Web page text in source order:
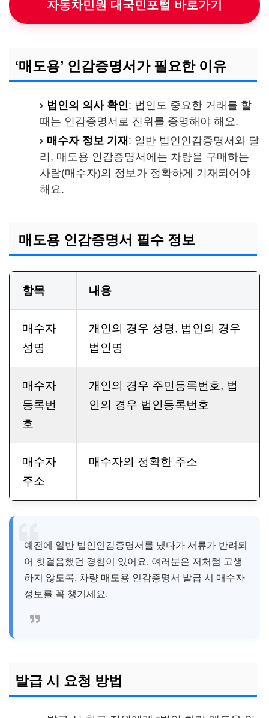
자동차민원 대국민포털 바로가기
‘매도용’ 인감증명서가 필요한 이유
법인의 의사 확인: 법인도 중요한 거래를 할
때는 인감증명서로 진위를 증명해야 해요.
매수자 정보 기재 : 일반 법인인감증명서와 달
리, 매도용 인감증명서에는 차량을 구매하는
사람(매수자)의 정보가 정확하게 기재되어야
해요.
매도용 인감증명서 필수 정보
항목 내용
매수자
성명
개인의 경우 성명, 법인의 경우
법인명
매수자
등록번
호
개인의 경우 주민등록번호, 법
인의 경우 법인등록번호
매수자
주소
매수자의 정확한 주소
예전에 일반 법인인감증명서를 냈다가 서류가 반려되
어 헛걸음했던 경험이 있어요. 여러분은 저처럼 고생
하지 않도록, 차량 매도용 인감증명서 발급 시 매수자
정보를 꼭 챙기세요.
발급 시 요청 방법